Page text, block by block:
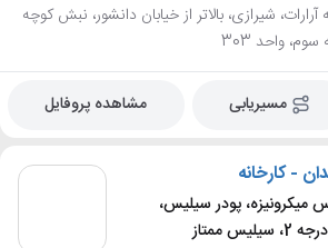
3، محله آرارات، شیرازی، بالاتر از خیابان دانشور، نبش کوچه
واحد 303
مسیریابی مشاهده پروفایل
- کارخانه
میکرونیزه، پودر سیلیس،